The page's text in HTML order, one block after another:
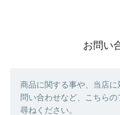
お問い
商品に関する事や、当店
問い合わせなど、こちら
尋ねください。